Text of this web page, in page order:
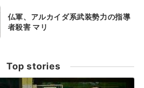
仏軍、アルカイダ系武装勢力の指導
者殺害 マリ
Top stories